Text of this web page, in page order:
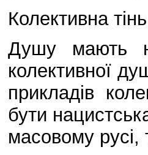
Колективна
Душу мають
колективної
прикладів
бути
масовому русі,